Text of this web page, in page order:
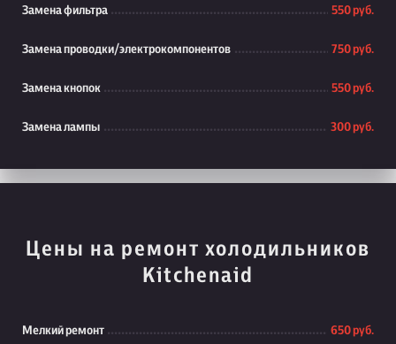
Замена фильтра 550 руб.
Замена проводки/электрокомпонентов 750 руб.
Замена кнопок 550 руб.
Замена лампы 300 руб.
Цены на ремонт холодильников
Kitchenaid
Мелкий ремонт 650 руб.